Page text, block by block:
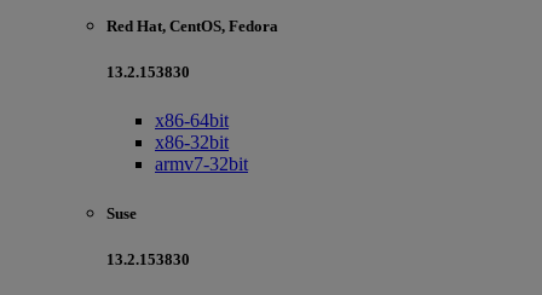
Red Hat, CentOS, Fedora
13.2.153830
x86-64bit
x86-32bit
armv7-32bit
Suse
13.2.153830